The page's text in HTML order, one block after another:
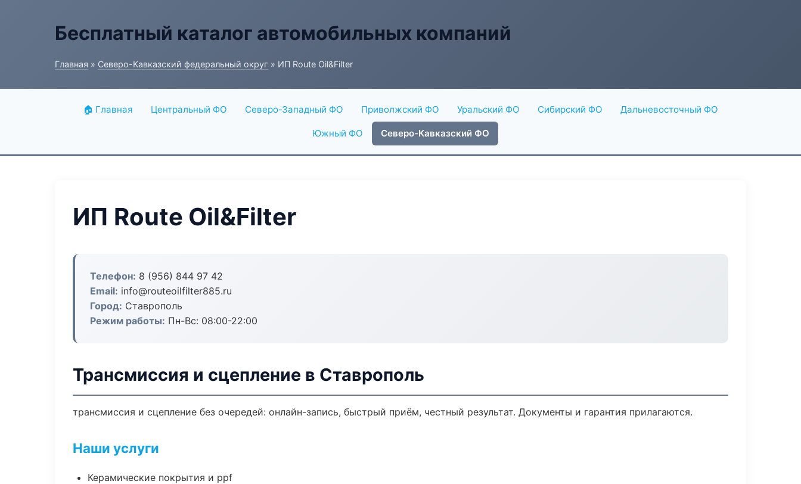
Бесплатный каталог автомобильных компаний
Главная » Северо-Кавказский федеральный округ » ИП Route Oil&Filter
🏠 Главная Центральный ФО Северо-Западный ФО Приволжский ФО Уральский ФО Сибирский ФО Дальневосточный ФО
Южный ФО Северо-Кавказский ФО
ИП Route Oil&Filter
Телефон: 8 (956) 844 97 42
Email: info@routeoilfilter885.ru
Город: Ставрополь
Режим работы: Пн-Вс: 08:00-22:00
Трансмиссия и сцепление в Ставрополь
трансмиссия и сцепление без очередей: онлайн-запись, быстрый приём, честный результат. Документы и гарантия прилагаются.
Наши услуги
Керамические покрытия и ppf